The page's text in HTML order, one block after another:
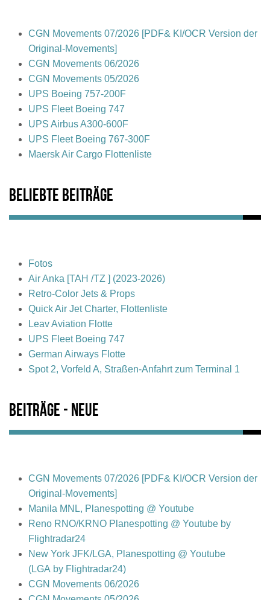
CGN Movements 07/2026 [PDF& KI/OCR Version der
Original-Movements]
CGN Movements 06/2026
CGN Movements 05/2026
UPS Boeing 757-200F
UPS Fleet Boeing 747
UPS Airbus A300-600F
UPS Fleet Boeing 767-300F
Maersk Air Cargo Flottenliste
Beliebte Beiträge
Fotos
Air Anka [TAH /TZ ] (2023-2026)
Retro-Color Jets & Props
Quick Air Jet Charter, Flottenliste
Leav Aviation Flotte
UPS Fleet Boeing 747
German Airways Flotte
Spot 2, Vorfeld A, Straßen-Anfahrt zum Terminal 1
Beiträge - Neue
CGN Movements 07/2026 [PDF& KI/OCR Version der
Original-Movements]
Manila MNL, Planespotting @ Youtube
Reno RNO/KRNO Planespotting @ Youtube by
Flightradar24
New York JFK/LGA, Planespotting @ Youtube
(LGA by Flightradar24)
CGN Movements 06/2026